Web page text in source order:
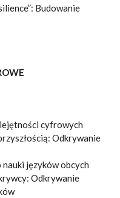
Budowanie
cyfrowych
Odkrywanie
języków obcych
Odkrywanie